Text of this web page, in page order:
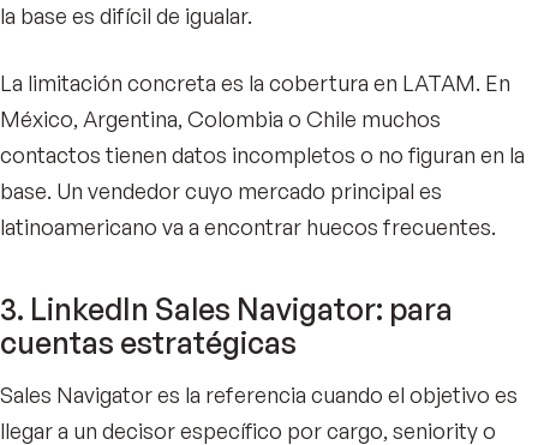
la base es difícil de igualar.
La limitación concreta es la cobertura en LATAM. En
México, Argentina, Colombia o Chile muchos
contactos tienen datos incompletos o no figuran en la
base. Un vendedor cuyo mercado principal es
latinoamericano va a encontrar huecos frecuentes.
3. LinkedIn Sales Navigator: para
cuentas estratégicas
Sales Navigator es la referencia cuando el objetivo es
llegar a un decisor específico por cargo, seniority o